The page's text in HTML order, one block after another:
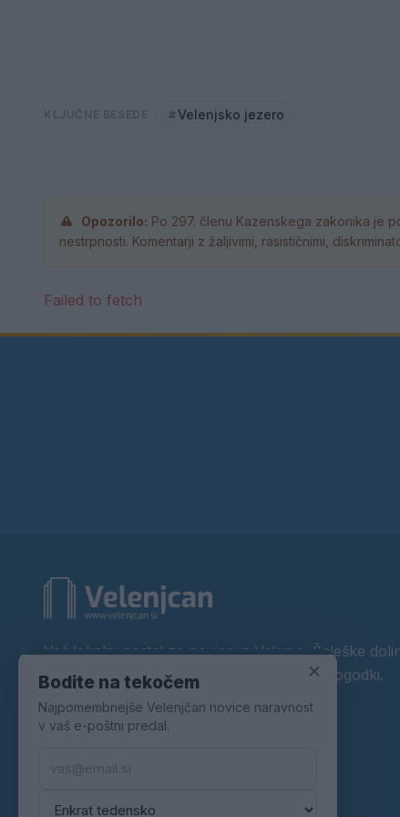
Velenjsko jezero
Opozorilo: Po 297. členu Kazenskega zakonika je
nestrpnosti. Komentarji z žaljivimi, rasističnimi,
Failed to fetch
Vaš lokalni portal za novice iz Velenja, Šaleške
okolice. Aktualne novice, šport, kultura, dogodki.
Povezujemo Velenje.
×
Bodite na tekočem
Najpomembnejše Velenjčan novice naravnost
v vaš e-poštni predal.